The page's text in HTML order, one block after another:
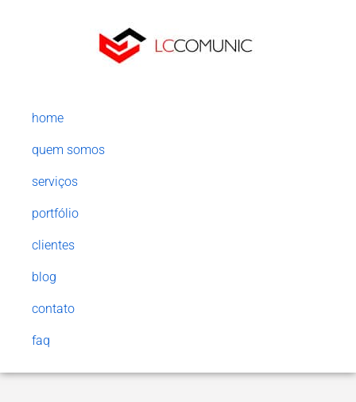
home
quem somos
serviços
portfólio
clientes
blog
contato
faq